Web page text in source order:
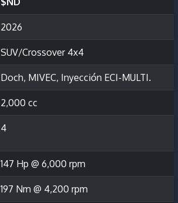
2026
SUV/Crossover 4x4
Doch, MIVEC, Inyección ECI-MULTI.
2,000 cc
4
147 Hp @ 6,000 rpm
197 Nm @ 4,200 rpm